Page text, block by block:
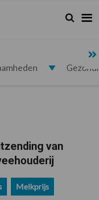
Zoeken...
Zoek
van
Melkprijs